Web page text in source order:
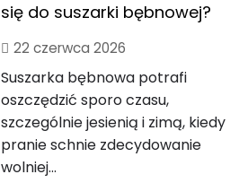
się do suszarki bębnowej?
22 czerwca 2026
Suszarka bębnowa potrafi
oszczędzić sporo czasu,
szczególnie jesienią i zimą, kiedy
pranie schnie zdecydowanie
wolniej...